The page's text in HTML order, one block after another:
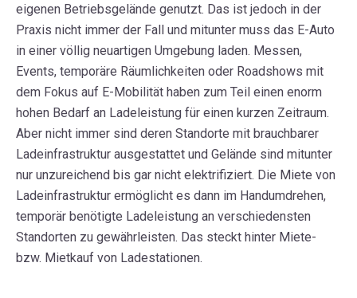
eigenen Betriebsgelände genutzt. Das ist jedoch in der
Praxis nicht immer der Fall und mitunter muss das E-Auto
in einer völlig neuartigen Umgebung laden. Messen,
Events, temporäre Räumlichkeiten oder Roadshows mit
dem Fokus auf E-Mobilität haben zum Teil einen enorm
hohen Bedarf an Ladeleistung für einen kurzen Zeitraum.
Aber nicht immer sind deren Standorte mit brauchbarer
Ladeinfrastruktur ausgestattet und Gelände sind mitunter
nur unzureichend bis gar nicht elektrifiziert. Die Miete von
Ladeinfrastruktur ermöglicht es dann im Handumdrehen,
temporär benötigte Ladeleistung an verschiedensten
Standorten zu gewährleisten. Das steckt hinter Miete-
bzw. Mietkauf von Ladestationen.